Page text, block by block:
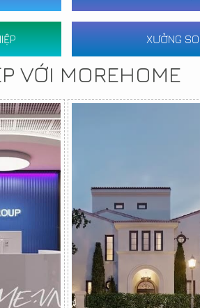
XƯỞNG
VỚI MOREHOME